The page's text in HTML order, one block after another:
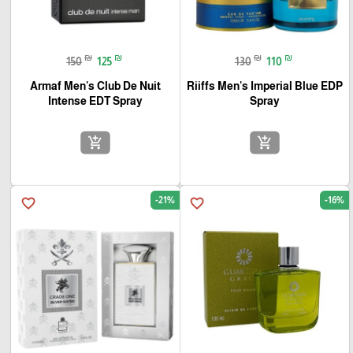
130 ₪ 110 ₪
Riiffs Men's Imperial Blue EDP
Spray
add_shopping_cart
150 ₪ 125 ₪
Armaf Men's Club De Nuit
Intense EDT Spray
add_shopping_cart
favorite_border -16%
favorite_border -21%